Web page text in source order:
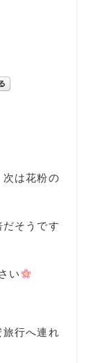
は花粉の
そうです
い
行へ連れ